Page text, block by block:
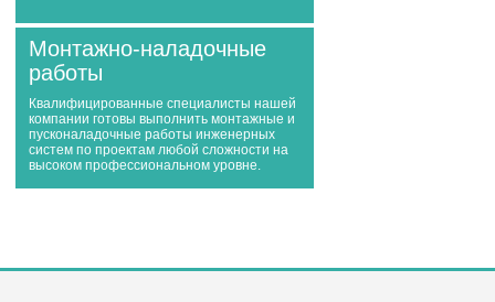
Монтажно-наладочные
работы
Квалифицированные специалисты нашей
компании готовы выполнить монтажные и
пусконаладочные работы инженерных
систем по проектам любой сложности на
высоком профессиональном уровне.